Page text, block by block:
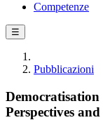
Competenze
☰
Pubblicazioni
Perspectives